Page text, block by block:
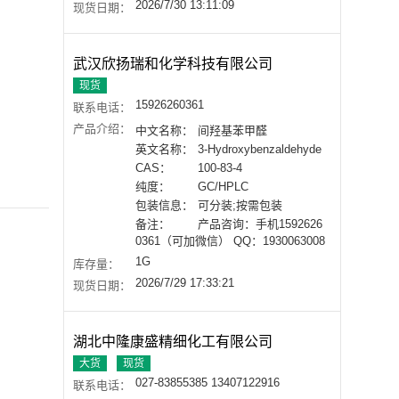
现货日期：
2026/7/30 13:11:09
武汉欣扬瑞和化学科技有限公司
现货
联系电话：
15926260361
产品介绍：
中文名称：
间羟基苯甲醛
英文名称：
3-Hydroxybenzaldehyde
CAS：
100-83-4
纯度：
GC/HPLC
包装信息：
可分装;按需包装
备注：
产品咨询：手机1592626
0361（可加微信） QQ：1930063008
库存量：
1G
现货日期：
2026/7/29 17:33:21
湖北中隆康盛精细化工有限公司
大货 现货
联系电话：
027-83855385 13407122916